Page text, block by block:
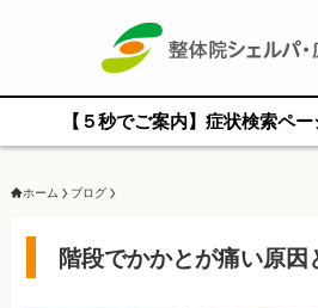
【５秒でご案内】症状検索ペ
ホーム ブログ
階段でかかとが痛い原